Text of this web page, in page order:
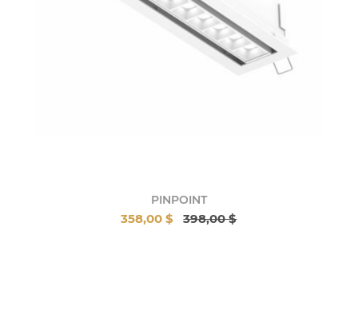
PINPOINT
358,00 $ 398,00 $